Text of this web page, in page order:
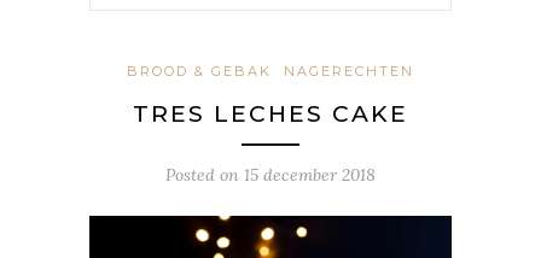
BROOD & GEBAK NAGERECHTEN
TRES LECHES CAKE
Posted on 15 december 2018